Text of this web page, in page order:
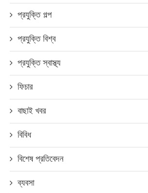
প্রযুক্তি গল্প
প্রযুক্তি বিশ্ব
প্রযুক্তি স্বাস্থ্য
ফিচার
বাছাই খবর
বিবিধ
বিশেষ প্রতিবেদন
ব্যবসা